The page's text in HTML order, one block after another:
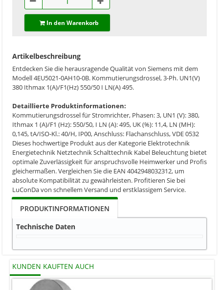
In den Warenkorb
Artikelbeschreibung
Entdecken Sie die herausragende Qualität von Siemens mit dem
Modell 4EU5021-0AH10-0B. Kommutierungsdrossel, 3-Ph. UN1(V)
380 Ithmax 1(A)/F1(Hz) 550/50 I LN(A) 495.
Detaillierte Produktinformationen:
Kommutierungsdrossel für Stromrichter, Phasen: 3, UN1 (V): 380,
Ithmax 1 (A)/F1 (Hz): 550/50, I LN (A): 495, UK (%): 11,4, LN (MH):
0,145, tA/ISO-Kl.: 40/H, IP00, Anschluss: Flachanschluss, VDE 0532
Dieses hochwertige Produkt aus der Kategorie Elektrotechnik
Energietechnik Netztechnik Schalttechnik Kabel Beleuchtung bietet
optimale Zuverlässigkeit für anspruchsvolle Heimwerker und Profis
gleichermaßen. Vergleichen Sie die EAN 4042948032312, um
absolute Kompatibilität zu gewährleisten. Profitieren Sie bei
LuConDa von schnellem Versand und erstklassigem Service.
PRODUKTINFORMATIONEN
Technische Daten
KUNDEN KAUFTEN AUCH